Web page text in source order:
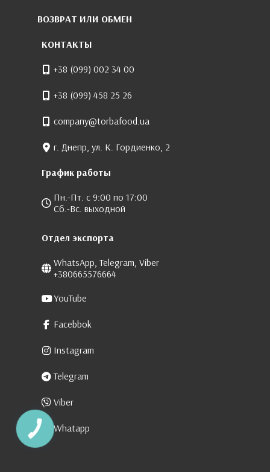
ВОЗВРАТ ИЛИ ОБМЕН
КОНТАКТЫ
+38 (099) 002 34 00
+38 (099) 458 25 26
company@torbafood.ua
г. Днепр, ул. К. Гордиенко, 2
График работы
Пн.-Пт. с 9:00 по 17:00
Сб.-Вс. выходной
Отдел экспорта
WhatsApp, Telegram, Viber
+380665576664
YouTube
Facebbok
Instagram
Telegram
Viber
Whatapp
КНОПКА
ЗВ'ЯЗКУ